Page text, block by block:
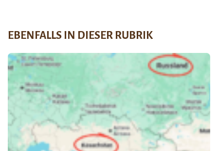
EBENFALLS IN DIESER RUBRIK